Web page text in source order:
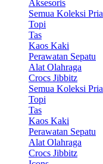
Aksesoris
Semua Koleksi Pria
Topi
Tas
Kaos Kaki
Perawatan Sepatu
Alat Olahraga
Crocs Jibbitz
Semua Koleksi Pria
Topi
Tas
Kaos Kaki
Perawatan Sepatu
Alat Olahraga
Crocs Jibbitz